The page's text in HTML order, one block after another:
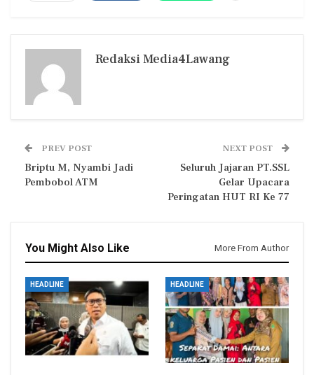
Redaksi Media4Lawang
PREV POST
Briptu M, Nyambi Jadi
Pembobol ATM
NEXT POST
Seluruh Jajaran PT.SSL
Gelar Upacara
Peringatan HUT RI Ke 77
You Might Also Like More From Author
HEADLINE HEADLINE